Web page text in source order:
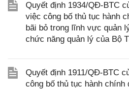
Quyết định 1934/QĐ-BTC
việc công bố thủ tục hành
bãi bỏ trong lĩnh vực quản
chức năng quản lý của Bộ
Quyết định 1911/QĐ-BTC
công bố thủ tục hành